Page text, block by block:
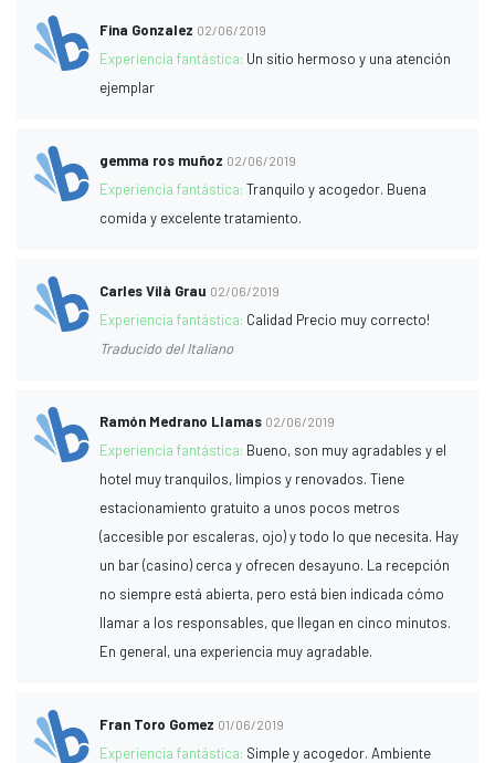
Fina Gonzalez 02/06/2019
Experiencia fantástica: Un sitio hermoso y una atención
ejemplar
gemma ros muñoz 02/06/2019
Experiencia fantástica:Tranquilo y acogedor. Buena
comida y excelente tratamiento.
Carles Vilà Grau 02/06/2019
Experiencia fantástica: Calidad Precio muy correcto!
Traducido del Italiano
Ramón Medrano Llamas 02/06/2019
Experiencia fantástica: Bueno, son muy agradables y el
hotel muy tranquilos, limpios y renovados. Tiene
estacionamiento gratuito a unos pocos metros
(accesible por escaleras, ojo) y todo lo que necesita. Hay
un bar (casino) cerca y ofrecen desayuno. La recepción
no siempre está abierta, pero está bien indicada cómo
llamar a los responsables, que llegan en cinco minutos.
En general, una experiencia muy agradable.
Fran Toro Gomez 01/06/2019
Experiencia fantástica: Simple y acogedor. Ambiente